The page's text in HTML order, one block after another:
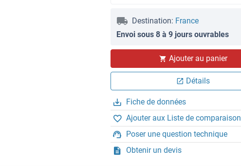
Destination: France
Envoi sous 8 à 9 jours ouvrables
Ajouter au panier
Détails
Fiche de données
Ajouter aux Liste de comparaison
Poser une question technique
Obtenir un devis